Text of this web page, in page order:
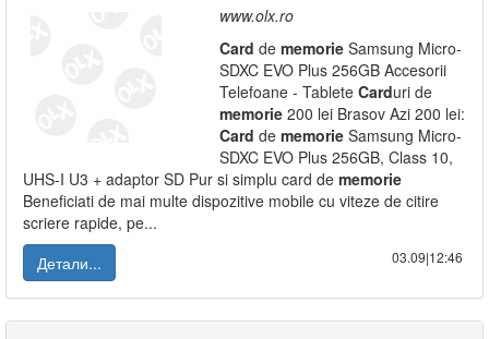
www.olx.ro
Card de memorie Samsung Micro-
SDXC EVO Plus 256GB Accesorii
Telefoane - Tablete Carduri de
memorie 200 lei Brasov Azi 200 lei:
Card de memorie Samsung Micro-
SDXC EVO Plus 256GB, Class 10,
UHS-I U3 + adaptor SD Pur si simplu card de memorie
Beneficiati de mai multe dispozitive mobile cu viteze de citire
scriere rapide, pe...
Детали...
03.09|12:46